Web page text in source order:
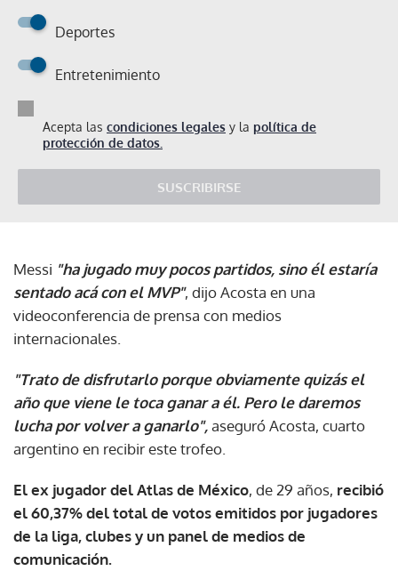
Deportes
Entretenimiento
Acepta las condiciones legales y la política de
protección de datos.
SUSCRIBIRSE
Messi "ha jugado muy pocos partidos, sino él estaría
sentado acá con el MVP", dijo Acosta en una
videoconferencia de prensa con medios
internacionales.
"Trato de disfrutarlo porque obviamente quizás el
año que viene le toca ganar a él. Pero le daremos
lucha por volver a ganarlo",aseguró Acosta, cuarto
argentino en recibir este trofeo.
El ex jugador del Atlas de México, de 29 años, recibió
el 60,37% del total de votos emitidos por jugadores
de la liga, clubes y un panel de medios de
comunicación.